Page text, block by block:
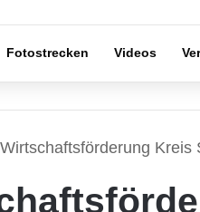
Fotostrecken Videos
Wirtschaftsförderung Kreis